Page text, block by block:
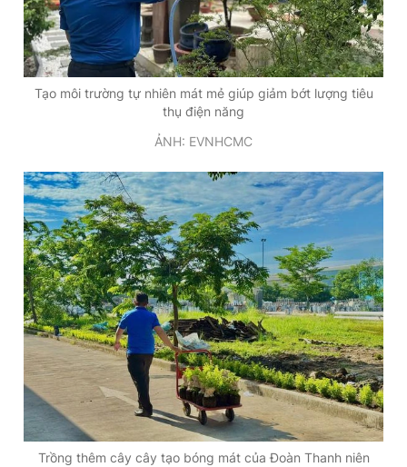
Tạo môi trường tự nhiên mát mẻ giúp giảm bớt lượng tiêu
thụ điện năng
ẢNH: EVNHCMC
Trồng thêm cây cây tạo bóng mát của Đoàn Thanh niên